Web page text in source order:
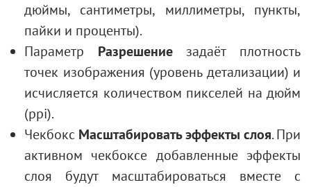
дюймы, сантиметры, миллиметры, пункты,
пайки и проценты).
Параметр Разрешениезадаёт плотность
точек изображения (уровень детализации) и
исчисляется количеством пикселей на дюйм
(ppi).
Чекбокс Масштабировать эффекты слоя. При
активном чекбоксе добавленные эффекты
слоя будут масштабироваться вместе с